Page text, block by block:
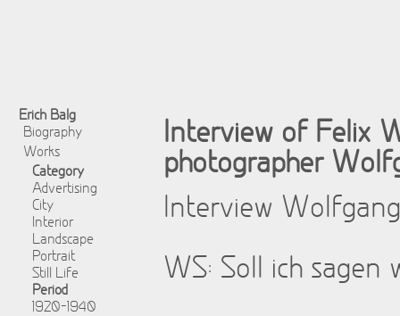
Erich Balg
Biography
Works
Category
Advertising
City
Interior
Landscape
Portrait
Still Life
Period
1920-1940
Interview of Felix
photographer
Interview
WS: Soll ich sagen